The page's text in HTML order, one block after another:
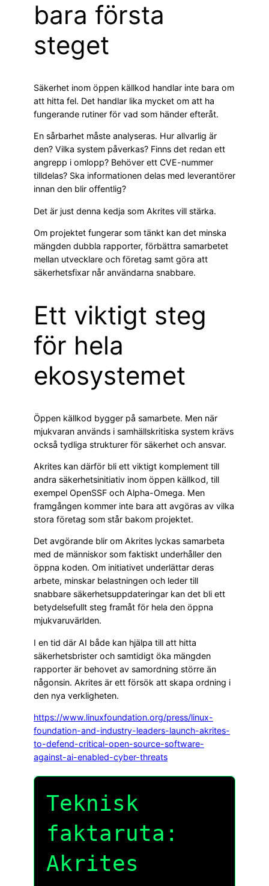
bara första
steget
Säkerhet inom öppen källkod handlar inte bara om
att hitta fel. Det handlar lika mycket om att ha
fungerande rutiner för vad som händer efteråt.
En sårbarhet måste analyseras. Hur allvarlig är
den? Vilka system påverkas? Finns det redan ett
angrepp i omlopp? Behöver ett CVE-nummer
tilldelas? Ska informationen delas med leverantörer
innan den blir offentlig?
Det är just denna kedja som Akrites vill stärka.
Om projektet fungerar som tänkt kan det minska
mängden dubbla rapporter, förbättra samarbetet
mellan utvecklare och företag samt göra att
säkerhetsfixar når användarna snabbare.
Ett viktigt steg
för hela
ekosystemet
Öppen källkod bygger på samarbete. Men när
mjukvaran används i samhällskritiska system krävs
också tydliga strukturer för säkerhet och ansvar.
Akrites kan därför bli ett viktigt komplement till
andra säkerhetsinitiativ inom öppen källkod, till
exempel OpenSSF och Alpha-Omega. Men
framgången kommer inte bara att avgöras av vilka
stora företag som står bakom projektet.
Det avgörande blir om Akrites lyckas samarbeta
med de människor som faktiskt underhåller den
öppna koden. Om initiativet underlättar deras
arbete, minskar belastningen och leder till
snabbare säkerhetsuppdateringar kan det bli ett
betydelsefullt steg framåt för hela den öppna
mjukvaruvärlden.
I en tid där AI både kan hjälpa till att hitta
säkerhetsbrister och samtidigt öka mängden
rapporter är behovet av samordning större än
någonsin. Akrites är ett försök att skapa ordning i
den nya verkligheten.
https://www.linuxfoundation.org/press/linux-
foundation-and-industry-leaders-launch-akrites-
to-defend-critical-open-source-software-
against-ai-enabled-cyber-threats
Teknisk
faktaruta:
Akrites